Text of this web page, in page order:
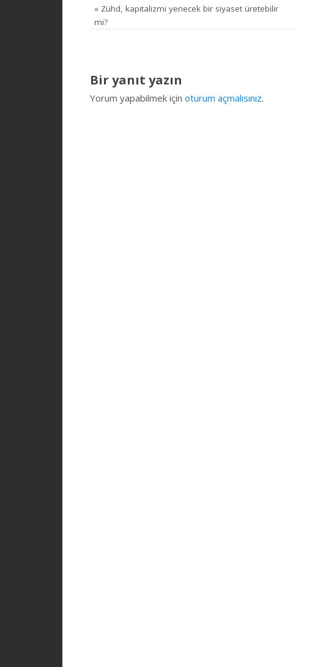
« Zühd, kapitalizmi yenecek bir siyaset üretebilir
mi?
Bir yanıt yazın
Yorum yapabilmek için oturum açmalısınız.